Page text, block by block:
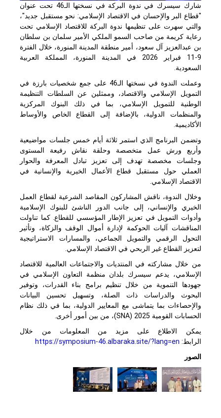
شارك سيسرك في ندوة البركة في نسختها الـ46 تحت عنوان
"قطاع البر والإحسان في الاقتصاد الإسلامي: نحو مستقبل جديد"،
والتي سهرت على تنظيمها ندوة البركة للاقتصاد الإسلامي تحت
رعاية كريمة من صاحب السمو الملكي الأمير سلمان بن سلطان
بن عبدالعزيز آل سعود، أمير منطقة المدينة المنورة، خلال الفترة
9-11 فبراير 2026 في المدينة المنورة، المملكة العربية
السعودية.
وعملت الندوة في نسختها الـ46 على جمع شخصيات بارزة في
التمويل الإسلامي والاقتصاد، وممثلين عن السلطات التنظيمة
الوطنية للتمويل الإسلامي، بما في ذلك البنوك المركزية
والمنظمات الدولية، بالإضافة إلى القطاع الخاص والأوساط
الأكاديمية.
وتضمن البرنامج الذي استمر ثلاثة أيام خمس جلسات مواضيعية
وأربع ورش عمل متخصصة وحلقة نقاش رفيعة المستوى
وجلسات مخصصة تهدف إلى تعزيز تبادل المعرفة والحوار
العملي حول مستقبل قطاع الأعمال الخيرية والإنسانية في
الاقتصاد الإسلامي.
وخلال الندوة، ناقش المشاركون المقاصد الشرعية لقطاع العمل
الخيري والإنساني، إلى جانب الدور الناشئ للبنوك الإسلامية
وأدوات التمويل في تعزيز الإطار المؤسسي للقطاع. كما تناولت
المناقشات آليات الحوكمة لإدارة أموال الوقف والزكاة، وتأثير
التحول الرقمي والتمويل الجماعي، والمسارات الاستراتيجية
لتعزيز القطاع غير الربحي في الاقتصاد الإسلامي.
من خلال مشاركته في المنتديات والاجتماعات العالمية للاقتصاد
الإسلامي، يدعم سيسرك بلدان منظمة التعاون الإسلامي في
جهودها التنموية من خلال تنظيم برامج بناء القدرات، وتوفير
البحوث والدراسات ذات الصلة، وتسهيل تحسين البيانات
والإحصاءات بما يتماشى مع المعايير الدولية، بما في ذلك نظام
الحسابات القومية 2025 (
SNA)، من بين أمور أخرى.
يمكن الاطلاع على مزيد من المعلومات من خلال
الرابط:https://symposium-46.albaraka.site/?lang=en
الصور